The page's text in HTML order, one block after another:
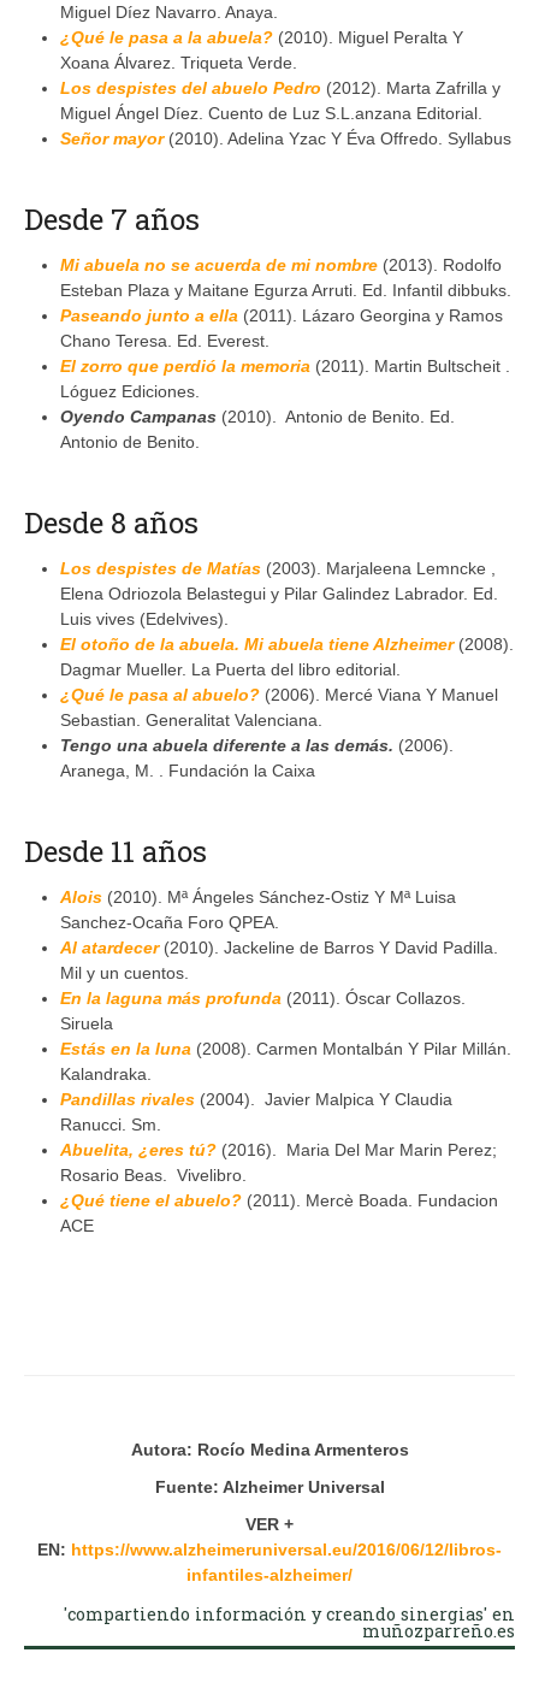
Miguel Díez Navarro. Anaya.
¿Qué le pasa a la abuela? (2010). Miguel Peralta Y
Xoana Álvarez. Triqueta Verde.
Los despistes del abuelo Pedro (2012). Marta Zafrilla y
Miguel Ángel Díez. Cuento de Luz S.L.anzana Editorial.
Señor mayor(2010). Adelina Yzac Y Éva Offredo. Syllabus
Desde 7 años
Mi abuela no se acuerda de mi nombre (2013). Rodolfo
Esteban Plaza y Maitane Egurza Arruti. Ed. Infantil dibbuks.
Paseando junto a ella (2011). Lázaro Georgina y Ramos
Chano Teresa. Ed. Everest.
El zorro que perdió la memoria (2011). Martin Bultscheit .
Lóguez Ediciones.
Oyendo Campanas (2010). Antonio de Benito. Ed.
Antonio de Benito.
Desde 8 años
Los despistes de Matías (2003). Marjaleena Lemncke ,
Elena Odriozola Belastegui y Pilar Galindez Labrador. Ed.
Luis vives (Edelvives).
El otoño de la abuela. Mi abuela tiene Alzheimer (2008).
Dagmar Mueller. La Puerta del libro editorial.
¿Qué le pasa al abuelo? (2006).
Mercé Viana Y Manuel
Sebastian. Generalitat Valenciana.
Tengo una abuela diferente a las demás. (2006).
Aranega, M. . Fundación la Caixa
Desde 11 años
Alois (2010). Mª Ángeles Sánchez-Ostiz Y Mª Luisa
Sanchez-Ocaña Foro QPEA.
Al atardecer(2010). Jackeline de Barros Y David Padilla.
Mil y un cuentos.
En la laguna más profunda (2011). Óscar Collazos.
Siruela
Estás en la luna (2008). Carmen Montalbán Y Pilar Millán.
Kalandraka.
Pandillas rivales (2004). Javier Malpica Y Claudia
Ranucci. Sm.
Abuelita, ¿eres tú? (2016). Maria Del Mar Marin Perez;
Rosario Beas. Vivelibro.
¿Qué tiene el abuelo? (2011). Mercè Boada. Fundacion
ACE
Autora: Rocío Medina Armenteros
Fuente: Alzheimer Universal
VER +
EN: https://www.alzheimeruniversal.eu/2016/06/12/libros-
infantiles-alzheimer/
'compartiendo información y creando sinergias' en
muñozparreño.es